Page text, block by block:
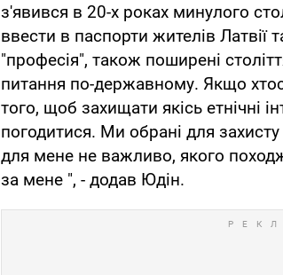
з'явився в 20-х роках минулого
ввести в паспорти жителів Латвії
"професія", також поширені
питання по-державному. Якщо
того, щоб захищати якісь етнічні
погодитися. Ми обрані для захисту
для мене не важливо, якого
за мене ", - додав Юдін.